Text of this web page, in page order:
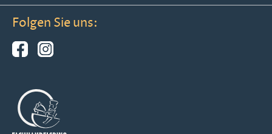
Folgen Sie uns: